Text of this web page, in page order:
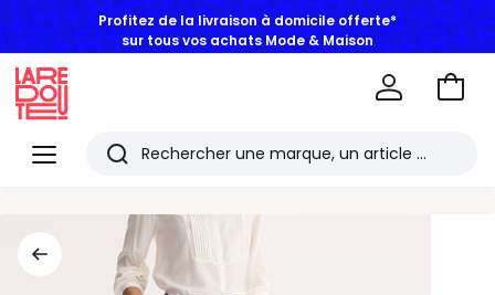
Profitez de la livraison à domicile offerte*
sur tous vos achats Mode & Maison
Menu
Redoute
Rechercher
derniers
articles
Aller